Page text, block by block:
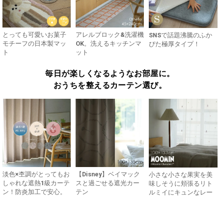
とっても可愛いお菓子
モチーフの日本製マッ
ト
アレルブロック&洗濯機
OK。洗えるキッチンマ
ット
SNSで話題沸騰のふか
ぴた極厚タイプ！
毎日が楽しくなるようなお部屋に。
おうちを整えるカーテン選び。
淡色×杢調がとってもお
しゃれな遮熱1級カーテ
ン！防炎加工で安心。
【Disney】ベイマック
スと過ごせる遮光カー
テン
小さな小さな果実を美
味しそうに頬張るリト
ルミイにキュンなレー